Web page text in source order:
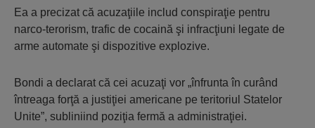
Ea a precizat că acuzaţiile includ conspiraţie pentru
narco-terorism, trafic de cocaină şi infracţiuni legate de
arme automate şi dispozitive explozive.
Bondi a declarat că cei acuzaţi vor „înfrunta în curând
întreaga forţă a justiţiei americane pe teritoriul Statelor
Unite”, subliniind poziţia fermă a administraţiei.